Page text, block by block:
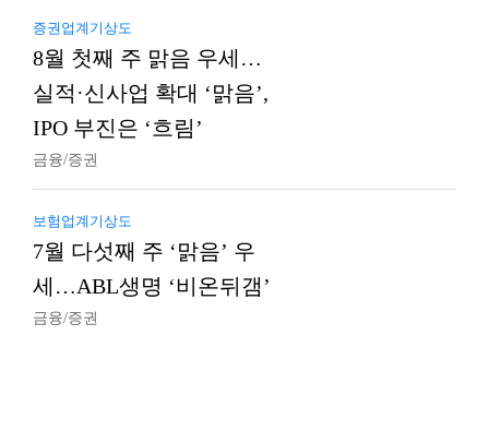
증권업계기상도
8월 첫째 주 맑음 우세…
실적·신사업 확대 ‘맑음’,
IPO 부진은 ‘흐림’
금융/증권
보험업계기상도
7월 다섯째 주 ‘맑음’ 우
세…ABL생명 ‘비온뒤갬’
금융/증권